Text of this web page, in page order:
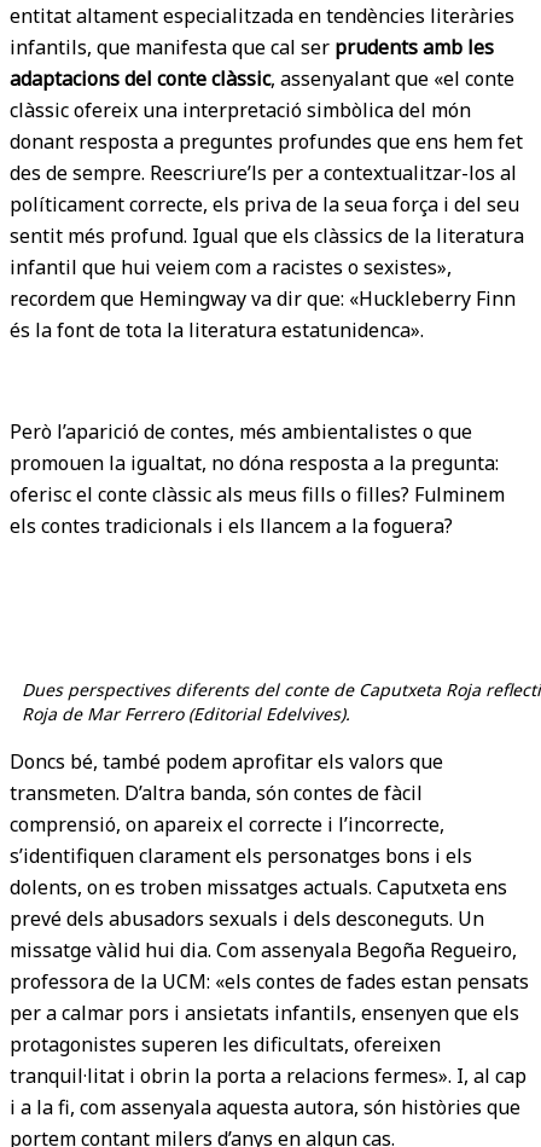
entitat altament especialitzada en tendències literàries
infantils, que manifesta que cal ser prudents amb les
adaptacions del conte clàssic, assenyalant que «el conte
clàssic ofereix una interpretació simbòlica del món
donant resposta a preguntes profundes que ens hem fet
des de sempre. Reescriure’ls per a contextualitzar-los al
políticament correcte, els priva de la seua força i del seu
sentit més profund. Igual que els clàssics de la literatura
infantil que hui veiem com a racistes o sexistes»,
recordem que Hemingway va dir que: «Huckleberry Finn
és la font de tota la literatura estatunidenca».
Però l’aparició de contes, més ambientalistes o que
promouen la igualtat, no dóna resposta a la pregunta:
oferisc el conte clàssic als meus fills o filles? Fulminem
els contes tradicionals i els llancem a la foguera?
Dues perspectives diferents del conte de Caputxeta Roja
Roja de Mar Ferrero (Editorial Edelvives).
Doncs bé, també podem aprofitar els valors que
transmeten. D’altra banda, són contes de fàcil
comprensió, on apareix el correcte i l’incorrecte,
s’identifiquen clarament els personatges bons i els
dolents, on es troben missatges actuals. Caputxeta ens
prevé dels abusadors sexuals i dels desconeguts. Un
missatge vàlid hui dia. Com assenyala Begoña Regueiro,
professora de la UCM: «els contes de fades estan pensats
per a calmar pors i ansietats infantils, ensenyen que els
protagonistes superen les dificultats, ofereixen
tranquil·litat i obrin la porta a relacions fermes». I, al cap
i a la fi, com assenyala aquesta autora, són històries que
portem contant milers d’anys en algun cas.